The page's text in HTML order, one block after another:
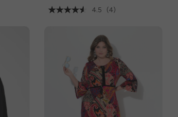
4.5
(4)